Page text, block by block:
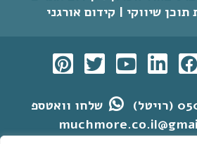
שיווקי | קידום אורגני
שלחו וואטספ